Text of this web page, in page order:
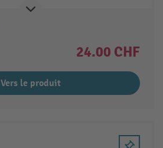
24.00 CHF
Vers le produit